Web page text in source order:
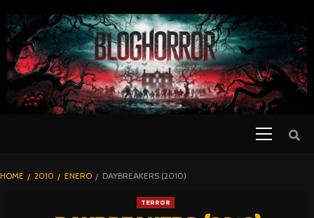
TO
CONTENT
BLOGHORROR
HOME 2010 ENERO DAYBREAKERS (2010)
TERROR